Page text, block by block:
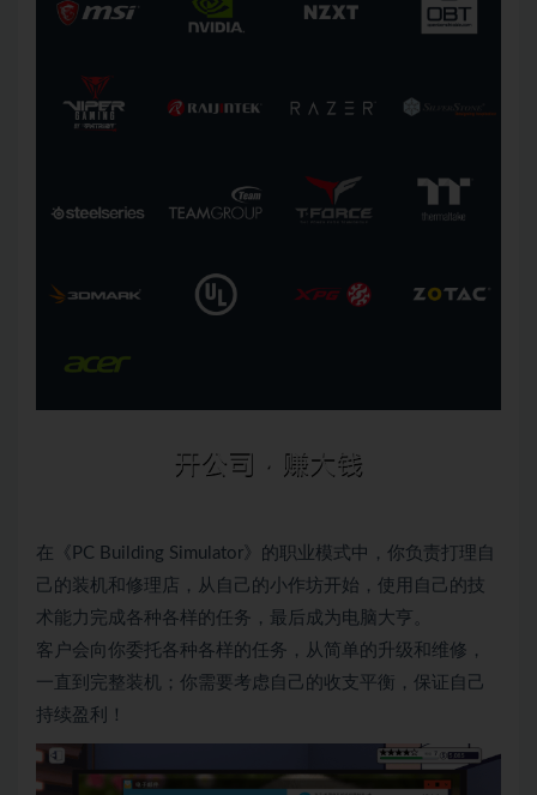
在《PC Building Simulator》的职业模式中，你负责打理自
己的装机和修理店，从自己的小作坊开始，使用自己的技
术能力完成各种各样的任务，最后成为电脑大亨。
客户会向你委托各种各样的任务，从简单的升级和维修，
一直到完整装机；你需要考虑自己的收支平衡，保证自己
持续盈利！